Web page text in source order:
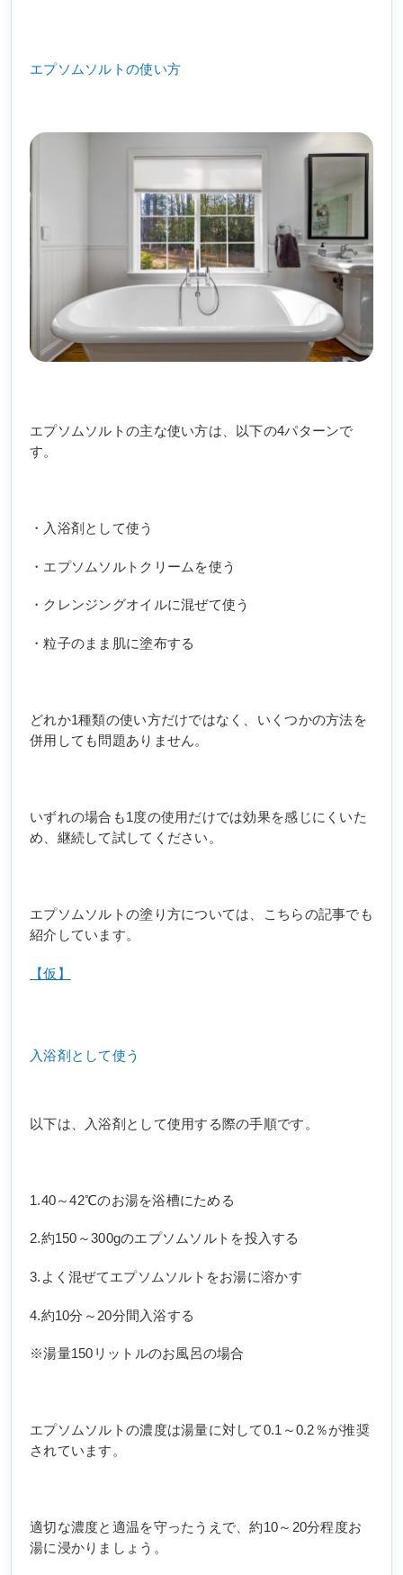
エプソムソルトの使い方
エプソムソルトの主な使い方は、以下の4パターンで
す。
・入浴剤として使う
・エプソムソルトクリームを使う
・クレンジングオイルに混ぜて使う
・粒子のまま肌に塗布する
どれか1種類の使い方だけではなく、いくつかの方法を
併用しても問題ありません。
いずれの場合も1度の使用だけでは効果を感じにくいた
め、継続して試してください。
エプソムソルトの塗り方については、こちらの記事でも
紹介しています。
【仮】
入浴剤として使う
以下は、入浴剤として使用する際の手順です。
1.40～42℃のお湯を浴槽にためる
2.約150～300gのエプソムソルトを投入する
3.よく混ぜてエプソムソルトをお湯に溶かす
4.約10分～20分間入浴する
※湯量150リットルのお風呂の場合
エプソムソルトの濃度は湯量に対して0.1～0.2％が推奨
されています。
適切な濃度と適温を守ったうえで、約10～20分程度お
湯に浸かりましょう。